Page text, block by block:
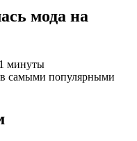
мода на
1 минуты
самыми популярными